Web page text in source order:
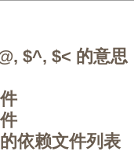
$^, $< 的意思
依赖文件列表